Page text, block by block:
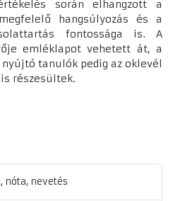
során elhangzott a
hangsúlyozás és a
fontossága is. A
emléklapot vehetett át, a
tanulók pedig az oklevél
részesültek.
nóta, nevetés